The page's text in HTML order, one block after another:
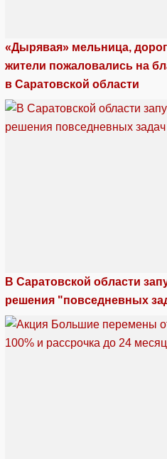
«Дырявая» мельница,
жители пожаловались на
в Саратовской области
В Саратовской области
решения "повседневных